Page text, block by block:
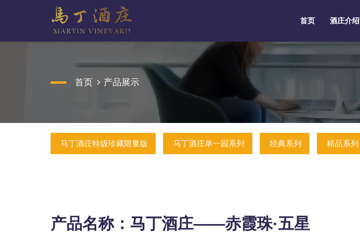
首页 酒庄介绍
首页 产品展示
马丁酒庄特级珍藏限量版 马丁酒庄单一园系列 经典系列 精品系列
产品名称：马丁酒庄——赤霞珠·五星